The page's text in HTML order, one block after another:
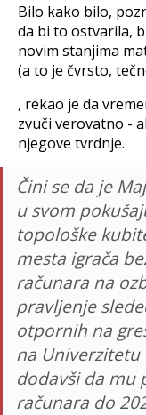
Bilo kako bilo,
da bi to ostvarila,
novim stanjima
(a to je čvrsto,
, rekao je da
zvuči verovatno -
njegove tvrdnje.
Čini se da je
u svom
topološke
mesta igrača
računara na
pravljenje
otpornih na
na Univerzitetu
dodavši da mu
računara do